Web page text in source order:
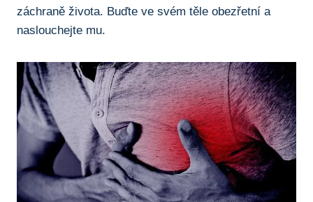
záchraně života. Buďte ve ⁣svém těle obezřetní a
⁣naslouchejte mu.